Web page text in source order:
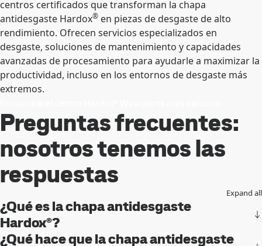
centros certificados que transforman la chapa
antidesgaste Hardox® en piezas de desgaste de alto
rendimiento. Ofrecen servicios especializados en
desgaste, soluciones de mantenimiento y capacidades
avanzadas de procesamiento para ayudarle a maximizar la
productividad, incluso en los entornos de desgaste más
extremos.
Preguntas frecuentes:
nosotros tenemos las
respuestas
Expand all
¿Qué es la chapa antidesgaste
Hardox®?
¿Qué hace que la chapa antidesgaste